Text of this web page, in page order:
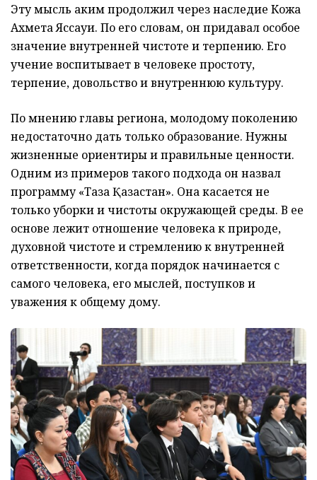
Эту мысль аким продолжил через наследие Кожа
Ахмета Яссауи. По его словам, он придавал особое
значение внутренней чистоте и терпению. Его
учение воспитывает в человеке простоту,
терпение, довольство и внутреннюю культуру.
По мнению главы региона, молодому поколению
недостаточно дать только образование. Нужны
жизненные ориентиры и правильные ценности.
Одним из примеров такого подхода он назвал
программу «Таза Қазақстан». Она касается не
только уборки и чистоты окружающей среды. В ее
основе лежит отношение человека к природе,
духовной чистоте и стремлению к внутренней
ответственности, когда порядок начинается с
самого человека, его мыслей, поступков и
уважения к общему дому.